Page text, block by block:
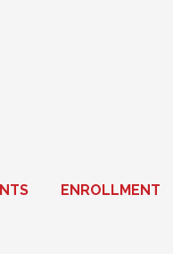
ENROLLMENT